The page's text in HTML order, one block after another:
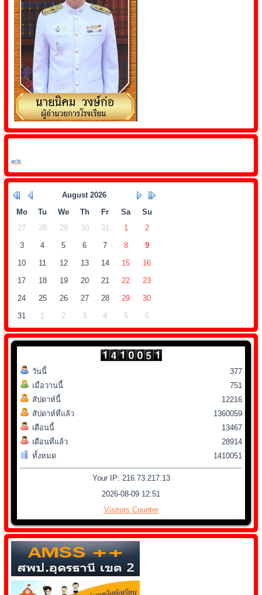
acls
August 2026
Mo
Tu We Th Fr Sa
Su
27
28 29 30 31 1
2
3
4 5 6 7 8
9
10
11 12 13 14 15
16
17
18 19 20 21 22
23
24
25 26 27 28 29
30
31
1 2 3 4 5 6
วันนี้
เมื่อวานนี้
สัปดาห์นี้
สัปดาห์ที่แล้ว
เดือนนี้
เดือนที่แล้ว
ทั้งหมด
377
751
12216
1360059
13467
28914
1410051
Your IP: 216.73.217.13
2026-08-09 12:51
Visitors Counter